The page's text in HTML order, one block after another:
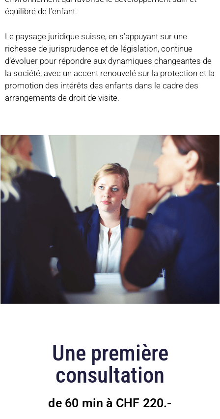
équilibré de l’enfant.
Le paysage juridique suisse, en s’appuyant sur une
richesse de jurisprudence et de législation, continue
d’évoluer pour répondre aux dynamiques changeantes de
la société, avec un accent renouvelé sur la protection et la
promotion des intérêts des enfants dans le cadre des
arrangements de droit de visite.
Une première
consultation
de 60 min à CHF 220.-